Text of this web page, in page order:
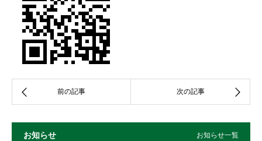
お知らせ お知らせ一覧